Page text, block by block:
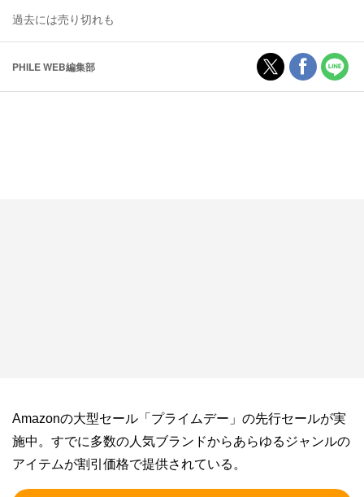
過去には売り切れも
PHILE WEB編集部
Amazonの大型セール「プライムデー」の先行セールが実
施中。すでに多数の人気ブランドからあらゆるジャンルの
アイテムが割引価格で提供されている。